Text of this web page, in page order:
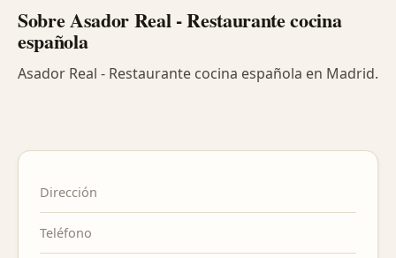
Sobre Asador Real - Restaurante cocina
española
Asador Real - Restaurante cocina española en Madrid.
Dirección
Teléfono